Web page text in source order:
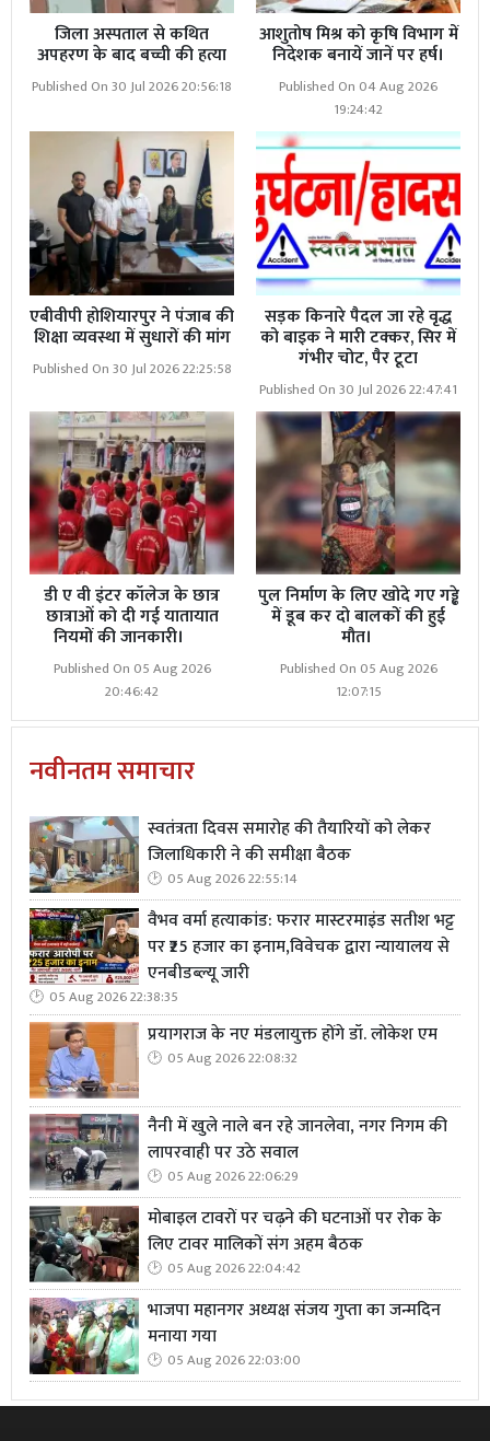
जिला अस्पताल से कथित
अपहरण के बाद बच्ची की हत्या
Published On 30 Jul 2026 20:56:18
आशुतोष मिश्र को कृषि विभाग में
निदेशक बनायें जानें पर हर्ष।
Published On 04 Aug 2026
19:24:42
एबीवीपी होशियारपुर ने पंजाब की
शिक्षा व्यवस्था में सुधारों की मांग
Published On 30 Jul 2026 22:25:58
सड़क किनारे पैदल जा रहे वृद्ध
को बाइक ने मारी टक्कर, सिर में
गंभीर चोट, पैर टूटा
Published On 30 Jul 2026 22:47:41
डी ए वी इंटर कॉलेज के छात्र
छात्राओं को दी गई यातायात
नियमों की जानकारी।
Published On 05 Aug 2026
20:46:42
पुल निर्माण के लिए खोदे गए गड्ढे
में डूब कर दो बालकों की हुई
मौत।
Published On 05 Aug 2026
12:07:15
नवीनतम समाचार
स्वतंत्रता दिवस समारोह की तैयारियों को लेकर
जिलाधिकारी ने की समीक्षा बैठक
05 Aug 2026 22:55:14
वैभव वर्मा हत्याकांड: फरार मास्टरमाइंड सतीश भट्ट
पर ₹25 हजार का इनाम,विवेचक द्वारा न्यायालय से
एनबीडब्ल्यू जारी
05 Aug 2026 22:38:35
प्रयागराज के नए मंडलायुक्त होंगे डॉ. लोकेश एम
05 Aug 2026 22:08:32
नैनी में खुले नाले बन रहे जानलेवा, नगर निगम की
लापरवाही पर उठे सवाल
05 Aug 2026 22:06:29
मोबाइल टावरों पर चढ़ने की घटनाओं पर रोक के
लिए टावर मालिकों संग अहम बैठक
05 Aug 2026 22:04:42
भाजपा महानगर अध्यक्ष संजय गुप्ता का जन्मदिन
मनाया गया
05 Aug 2026 22:03:00